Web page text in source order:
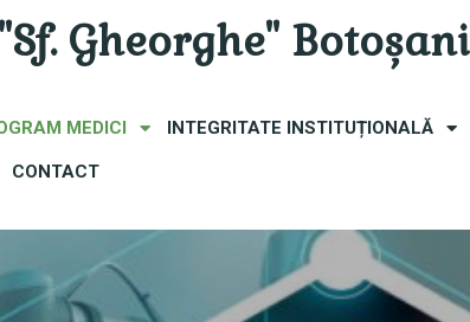
Gheorghe" Botoșani
MEDICI INTEGRITATE INSTITUȚIONALĂ
CONTACT